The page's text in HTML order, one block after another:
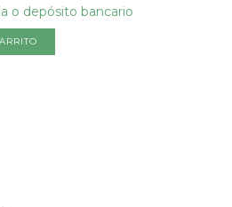
o depósito bancario